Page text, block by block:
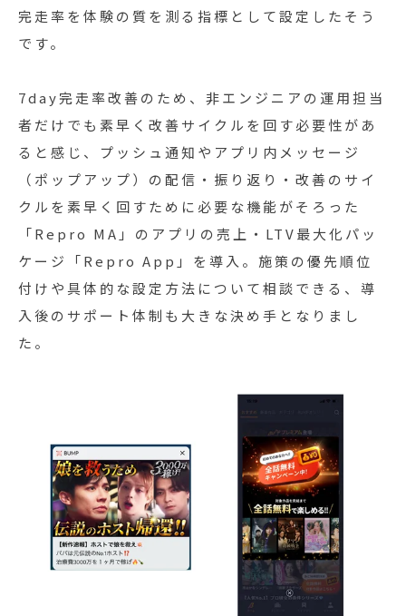
完走率を体験の質を測る指標として設定したそう
です。
7day完走率改善のため、非エンジニアの運用担当
者だけでも素早く改善サイクルを回す必要性があ
ると感じ、プッシュ通知やアプリ内メッセージ
（ポップアップ）の配信・振り返り・改善のサイ
クルを素早く回すために必要な機能がそろった
「Repro MA」のアプリの売上・LTV最大化パッ
ケージ「Repro App」を導入。施策の優先順位
付けや具体的な設定方法について相談できる、導
入後のサポート体制も大きな決め手となりまし
た。